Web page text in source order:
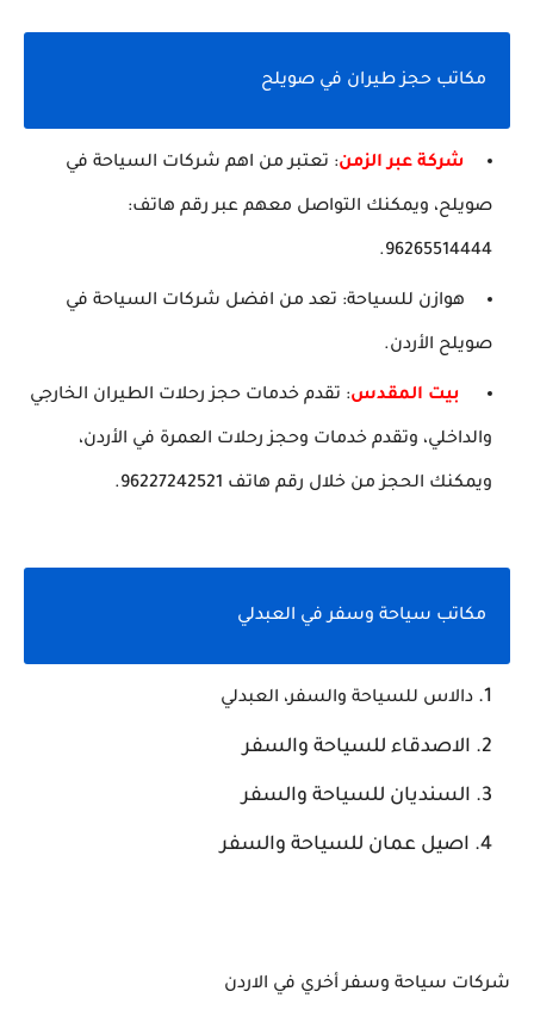
مكاتب حجز طيران في صويلح
شركة عبر الزمن: تعتبر من اهم شركات السياحة في
صويلح، ويمكنك التواصل معهم عبر رقم هاتف:
96265514444.
هوازن للسياحة: تعد من افضل شركات السياحة في
صويلح الأردن.
بيت المقدس: تقدم خدمات حجز رحلات الطيران الخارجي
والداخلي، وتقدم خدمات وحجز رحلات العمرة في الأردن،
ويمكنك الحجز من خلال رقم هاتف 96227242521.
مكاتب سياحة وسفر في العبدلي
دالاس للسياحة والسفر، العبدلي
الاصدقاء للسياحة والسفر
السنديان للسياحة والسفر
اصيل عمان للسياحة والسفر
شركات سياحة وسفر أخري في الاردن